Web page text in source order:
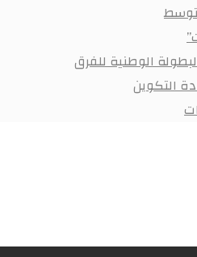
الوطنية للفرق
التكوين